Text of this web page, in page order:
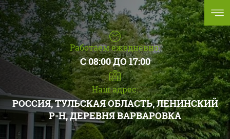
Работаем ежедневно:
С 08:00 ДО 17:00
Наш адрес:
РОССИЯ, ТУЛЬСКАЯ ОБЛАСТЬ, ЛЕНИНСКИЙ
Р-Н, ДЕРЕВНЯ ВАРВАРОВКА